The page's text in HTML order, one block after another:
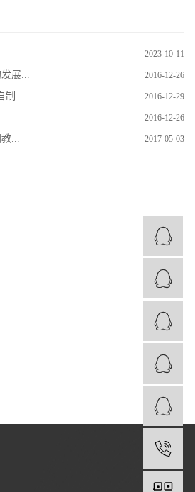
2023-10-11
展... 2016-12-26
制... 2016-12-29
2016-12-26
... 2017-05-03